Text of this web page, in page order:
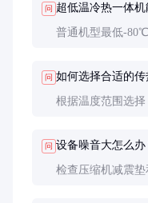
问 超低温冷热一体
普通机型最低-
问 如何选择合适的传
根据温度范围选
问 设备噪音大怎么办
检查压缩机减震